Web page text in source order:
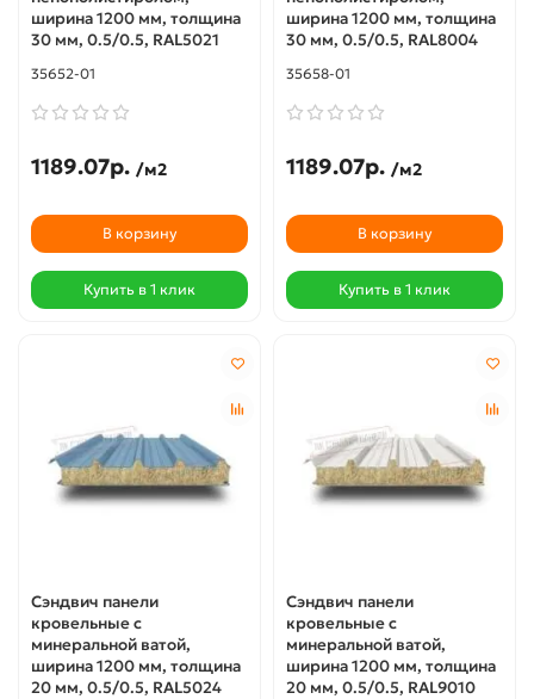
ширина 1200 мм, толщина
30 мм, 0.5/0.5, RAL5021
35652-01
1189.07р. /м2
В корзину
Купить в 1 клик
ширина 1200 мм, толщина
30 мм, 0.5/0.5, RAL8004
35658-01
1189.07р. /м2
В корзину
Купить в 1 клик
Сэндвич панели
кровельные с
минеральной ватой,
ширина 1200 мм, толщина
20 мм, 0.5/0.5, RAL5024
Сэндвич панели
кровельные с
минеральной ватой,
ширина 1200 мм, толщина
20 мм, 0.5/0.5, RAL9010